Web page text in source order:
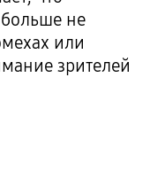
не
или
зрителей